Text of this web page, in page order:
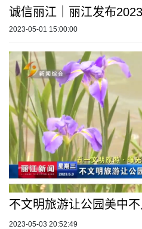
诚信丽江｜丽江发布
2023-05-01 15:00:00
不文明旅游让公园美中不
2023-05-03 20:52:49